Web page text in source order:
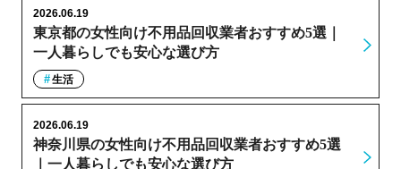
東京都の女性向け不用品回収業者おすすめ5選｜
一人暮らしでも安心な選び方
2026.06.19
生活
神奈川県の女性向け不用品回収業者おすすめ5選
｜一人暮らしでも安心な選び方
2026.06.19